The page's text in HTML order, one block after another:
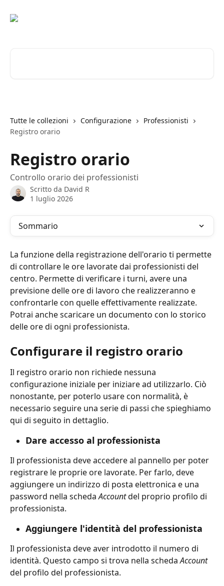
Tutte le collezioni Configurazione
Professionisti
Registro orario
Registro orario
Controllo orario dei professionisti
Scritto da David R
1 luglio 2026
Sommario
La funzione della registrazione dell'orario ti permette
di controllare le ore lavorate dai professionisti del
centro. Permette di verificare i turni, avere una
previsione delle ore di lavoro che realizzeranno e
confrontarle con quelle effettivamente realizzate.
Potrai anche scaricare un documento con lo storico
delle ore di ogni professionista.
Configurare il registro orario
Il registro orario non richiede nessuna
configurazione iniziale per iniziare ad utilizzarlo. Ciò
nonostante, per poterlo usare con normalità, è
necessario seguire una serie di passi che spieghiamo
qui di seguito in dettaglio.
Dare accesso al professionista
Il professionista deve accedere al pannello per poter
registrare le proprie ore lavorate. Per farlo, deve
aggiungere un indirizzo di posta elettronica e una
password nella scheda Account del proprio profilo di
professionista.
Aggiungere l'identità del professionista
Il professionista deve aver introdotto il numero di
identità. Questo campo si trova nella scheda Account
del profilo del professionista.